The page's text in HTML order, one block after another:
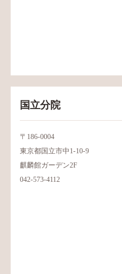
国立分院
〒186-0004
東京都国立市中1-10-9
麒麟館ガーデン2F
042-573-4112